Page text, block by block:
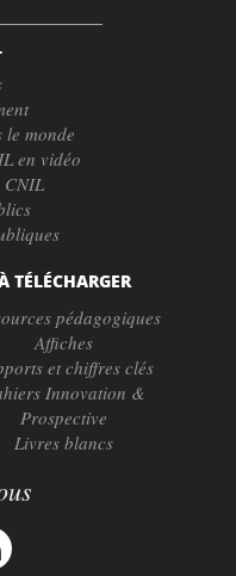
le monde
en vidéo
TÉLÉCHARGER
pédagogiques
Affiches
et chiffres clés
Innovation &
Prospective
Livres blancs